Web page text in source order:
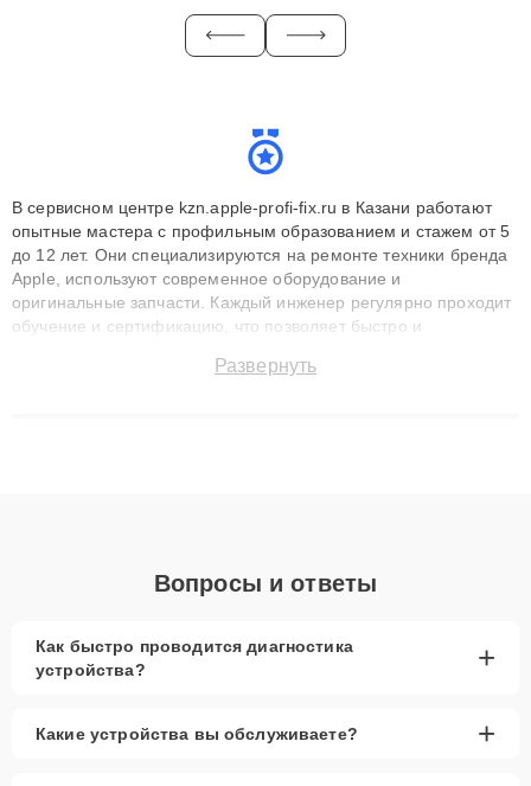
В сервисном центре kzn.apple-profi-fix.ru в Казани работают
опытные мастера с профильным образованием и стажем от 5
до 12 лет. Они специализируются на ремонте техники бренда
Apple, используют современное оборудование и
оригинальные запчасти. Каждый инженер регулярно проходит
обучение и сертификацию, что позволяет быстро и
сохранением гарантии до 3 лет. Наши мастера решают
Развернуть
Вопросы и ответы
Как быстро проводится диагностика
устройства?
+
Какие устройства вы обслуживаете? +